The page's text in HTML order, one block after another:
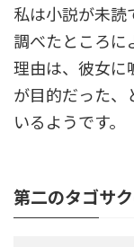
私は小説が未読
調べたところに
理由は、彼女に
が目的だった、
いるようです。
第二のタゴサ